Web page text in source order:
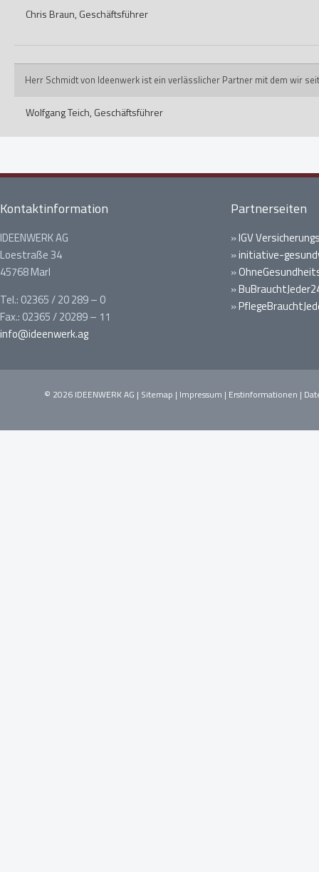
Chris Braun, Geschäftsführer
Herr Schmidt von Ideenwerk ist ein verlässlicher Partner mit dem wir
Wolfgang Teich, Geschäftsführer
Kontaktinformation
IDEENWERK AG
Loestraße 34
45768 Marl
Tel.: 02365 / 20 289 – 0
Fax.: 02365 / 20289 – 11
info@ideenwerk.ag
Partnerseiten
»IGV
»initiative-
»
»
»
© 2026 IDEENWERK AG | Sitemap | Impressum | Erstinformationen |